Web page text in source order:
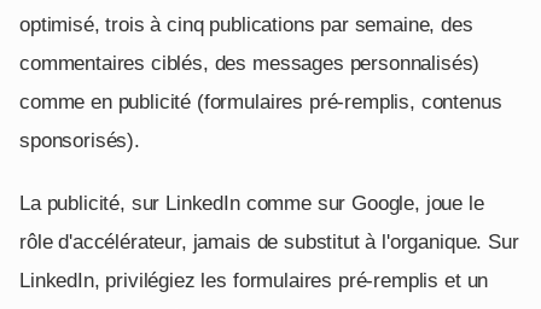
optimisé, trois à cinq publications par semaine, des
commentaires ciblés, des messages personnalisés)
comme en publicité (formulaires pré-remplis, contenus
sponsorisés).
La publicité, sur LinkedIn comme sur Google, joue le
rôle d'accélérateur, jamais de substitut à l'organique. Sur
LinkedIn, privilégiez les formulaires pré-remplis et un